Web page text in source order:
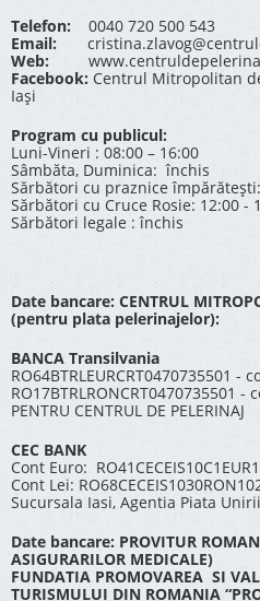
Telefon: 0040 720 500 543
Email:
Web:
Facebook: Centrul Mitropolitan
Iași
Program cu publicul:
Luni-Vineri : 08:00 – 16:00
Sâmbăta, Duminica: închis
Sărbători cu praznice
Sărbători cu Cruce Rosie: 12:00 -
Sărbători legale : închis
Date bancare: CENTRUL
(pentru plata pelerinajelor):
BANCA Transilvania
RO64BTRLEURCRT0470735501 -
RO17BTRLRONCRT0470735501 -
PENTRU CENTRUL DE PELERINAJ
CEC BANK
Cont Euro:
Cont Lei:
Sucursala Iasi, Agentia Piata Unirii
Date bancare: PROVITUR
ASIGURARILOR MEDICALE)
FUNDATIA PROMOVAREA SI
TURISMULUI DIN ROMANIA